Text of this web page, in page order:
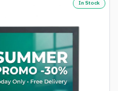
In Stock